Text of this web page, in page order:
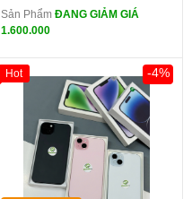
Sản Phẩm ĐANG GIẢM GIÁ
1.600.000
-4%
Hot